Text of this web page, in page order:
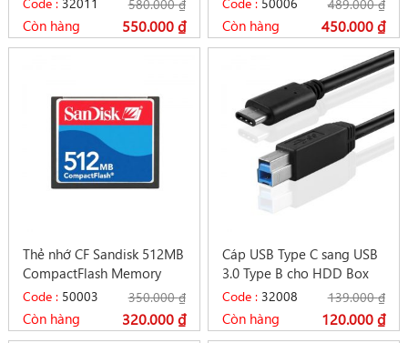
580.000₫
550.000₫
Còn hàng
489.000₫
450.000₫
Còn hàng
Thẻ nhớ CF Sandisk 512MB
CompactFlash Memory
card cho máy CNC350.000₫
320.000₫
Code : 50003
Còn hàng
Cáp USB Type C sang USB
3.0 Type B cho HDD Box
và Máy in scan
139.000₫
120.000₫
Code :32008
Còn hàng